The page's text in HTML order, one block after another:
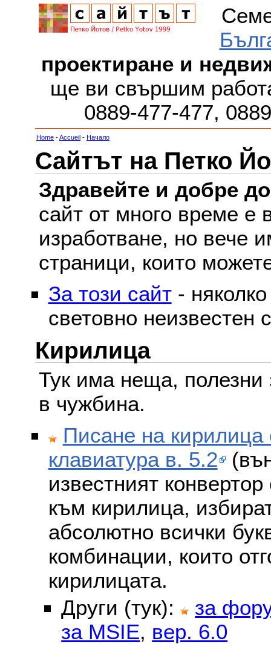
проектиране и
ще ви свършим
0889-477-477,
Home -Accueil - Начало
Сайтът на Петко
Здравейте и добре
сайт от много време е
изработване, но вече
страници, които
За този сайт-
световно неизвестен
Кирилица
Тук има неща, полезни
в чужбина.
Писане на кирилица
клавиатура в. 5.2
известният
към кирилица,
абсолютно всички
комбинации, които
кирилицата.
Други (тук):
за
за MSIE, вер. 6.0